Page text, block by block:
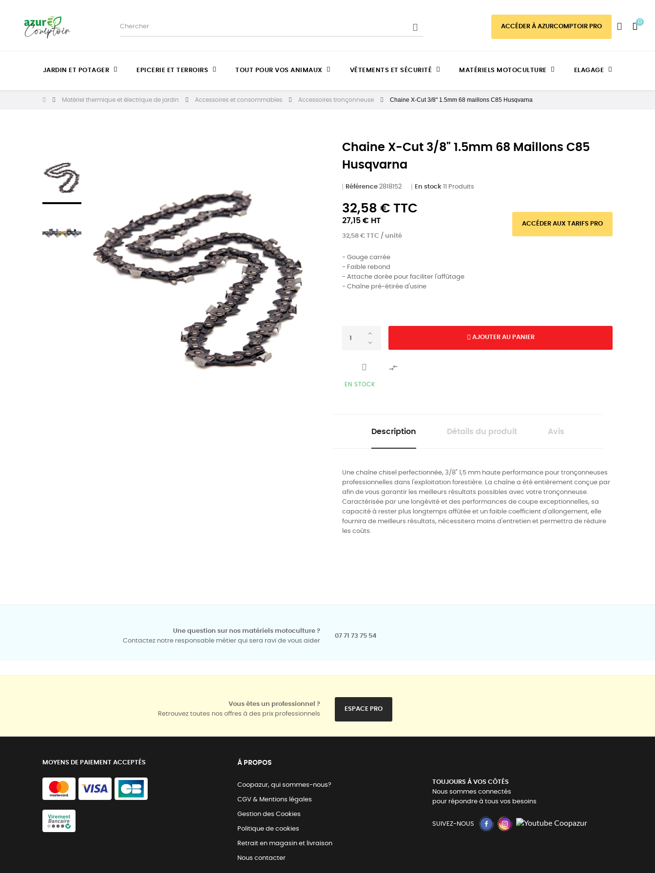
ACCÉDER À AZURCOMPTOIR PRO
0
JARDIN ET POTAGER EPICERIE ET TERROIRS TOUT POUR VOS ANIMAUX VÊTEMENTS ET SÉCURITÉ MATÉRIELS MOTOCULTURE ELAGAGE
Matériel thermique et électrique de jardin Accessoires et consommables Accessoires tronçonneuse Chaine X-Cut 3/8" 1.5mm 68 maillons C85 Husqvarna
Chaine X-Cut 3/8" 1.5mm 68 Maillons C85
Husqvarna
Référence 2818152 En stock 11 Produits
32,58 € TTC
27,15 € HT
32,58 € TTC / unité
ACCÉDER AUX TARIFS PRO
- Gouge carrée
- Faible rebond
- Attache dorée pour faciliter l'affûtage
- Chaîne pré-étirée d'usine
AJOUTER AU PANIER

EN STOCK
Description Détails du produit Avis
Une chaîne chisel perfectionnée, 3/8" 1,5 mm haute performance pour tronçonneuses
professionnelles dans l'exploitation forestière. La chaîne a été entièrement conçue par
afin de vous garantir les meilleurs résultats possibles avec votre tronçonneuse.
Caractérisée par une longévité et des performances de coupe exceptionnelles, sa
capacité à rester plus longtemps affûtée et un faible coefficient d'allongement, elle
fournira de meilleurs résultats, nécessitera moins d'entretien et permettra de réduire
les coûts.
Une question sur nos matériels motoculture ?
Contactez notre responsable métier qui sera ravi de vous aider
07 71 73 75 54
Vous êtes un professionnel ?
Retrouvez toutes nos offres à des prix professionnels
ESPACE PRO
MOYENS DE PAIEMENT ACCEPTÉS Á PROPOS
Coopazur, qui sommes-nous?
CGV & Mentions légales
Gestion des Cookies
Politique de cookies
Retrait en magasin et livraison
Nous contacter
TOUJOURS Á VOS CÔTÉS
Nous sommes connectés
pour répondre à tous vos besoins
SUIVEZ-NOUS